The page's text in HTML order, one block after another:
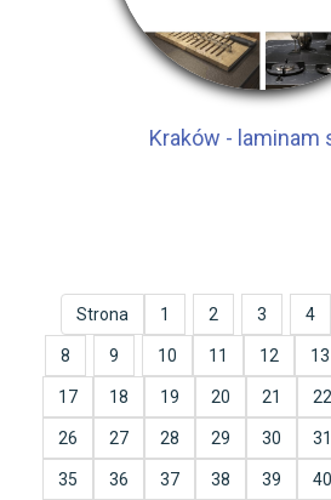
Kraków - laminam
Strona 1 2 3 4
8 9 10 11 12 13
17 18 19 20 21 22
26 27 28 29 30 31
35 36 37 38 39 40